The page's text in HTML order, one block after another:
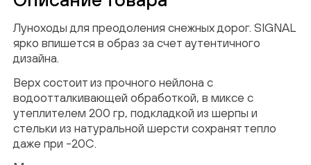
Луноходы для преодоления снежных дорог. SIGNAL
ярко впишется в образ за счет аутентичного
дизайна.
Верх состоит из прочного нейлона с
водоотталкивающей обработкой, в миксе с
утеплителем 200 гр, подкладкой из шерпы и
стельки из натуральной шерсти сохранят тепло
даже при -20С.
ПОДТВЕРЖДЕНИЕ